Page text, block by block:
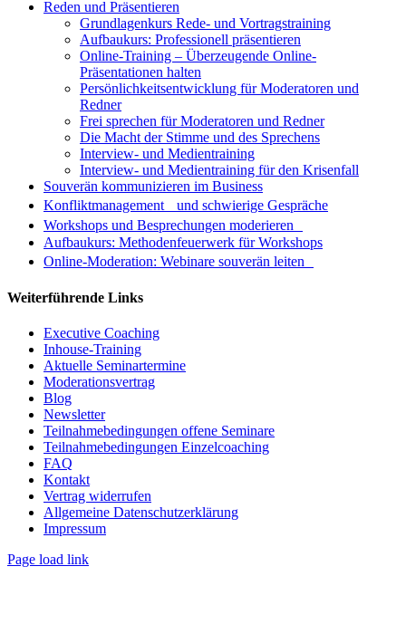
Reden und Präsentieren
Grundlagenkurs Rede- und Vortragstraining
Aufbaukurs: Professionell präsentieren
Online-Training – Überzeugende Online-
Präsentationen halten
Persönlichkeitsentwicklung für Moderatoren und
Redner
Frei sprechen für Moderatoren und Redner
Die Macht der Stimme und des Sprechens
Interview- und Medientraining
Interview- und Medientraining für den Krisenfall
Souverän kommunizieren im Business
Konfliktmanagement und schwierige Gespräche
Workshops und Besprechungen moderieren
Aufbaukurs: Methodenfeuerwerk für Workshops
Online-Moderation: Webinare souverän leiten
Weiterführende Links
Executive Coaching
Inhouse-Training
Aktuelle Seminartermine
Moderationsvertrag
Blog
Newsletter
Teilnahmebedingungen offene Seminare
Teilnahmebedingungen Einzelcoaching
FAQ
Kontakt
Vertrag widerrufen
Allgemeine Datenschutzerklärung
Impressum
Page load link